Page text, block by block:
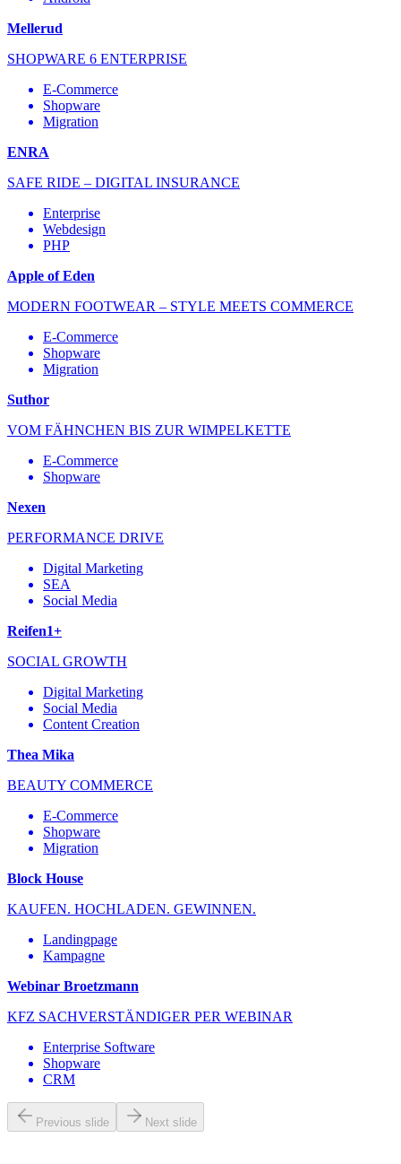
Mellerud
SHOPWARE 6 ENTERPRISE
E-Commerce
Shopware
Migration
ENRA
SAFE RIDE – DIGITAL INSURANCE
Enterprise
Webdesign
PHP
Apple of Eden
MODERN FOOTWEAR – STYLE MEETS COMMERCE
E-Commerce
Shopware
Migration
Suthor
VOM FÄHNCHEN BIS ZUR WIMPELKETTE
E-Commerce
Shopware
Nexen
PERFORMANCE DRIVE
Digital Marketing
SEA
Social Media
Reifen1+
SOCIAL GROWTH
Digital Marketing
Social Media
Content Creation
Thea Mika
BEAUTY COMMERCE
E-Commerce
Shopware
Migration
Block House
KAUFEN. HOCHLADEN. GEWINNEN.
Landingpage
Kampagne
Webinar Broetzmann
KFZ SACHVERSTÄNDIGER PER WEBINAR
Enterprise Software
Shopware
CRM
Previous slide Next slide